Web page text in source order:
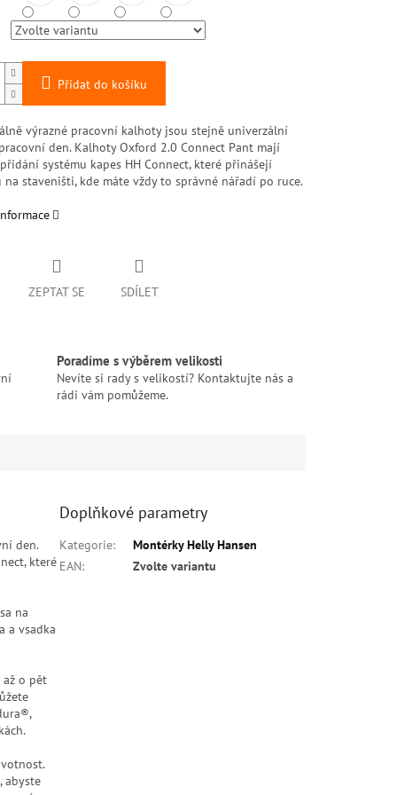
Přidat do košíku
výrazné pracovní kalhoty jsou stejně univerzální
den. Kalhoty Oxford 2.0 Connect Pant mají
systému kapes HH Connect, které přinášejí
staveništi, kde máte vždy to správné nářadí po ruce.
ZEPTAT SE SDÍLET
Poradíme s výběrem velikosti
Nevíte si rady s velikostí? Kontaktujte nás a
rádi vám pomůžeme.
den.
které
na
a vsadka
o pět
abyste
Doplňkové parametry
Kategorie:
Montérky Helly Hansen
EAN: Zvolte variantu